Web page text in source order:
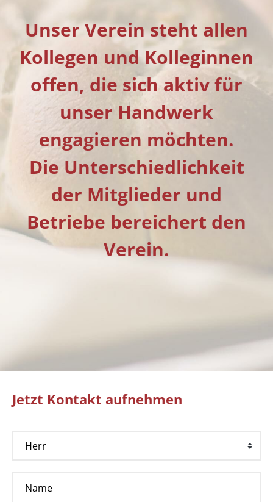
Unser Verein steht allen
Kollegen und Kolleginnen
offen, die sich aktiv für
unser Handwerk
engagieren möchten.
Die Unterschiedlichkeit
der Mitglieder und
Betriebe bereichert den
Verein.
Jetzt Kontakt aufnehmen